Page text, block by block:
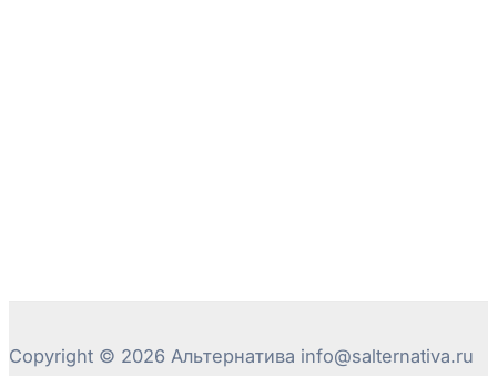
Copyright © 2026 Альтернатива info@salternativa.ru